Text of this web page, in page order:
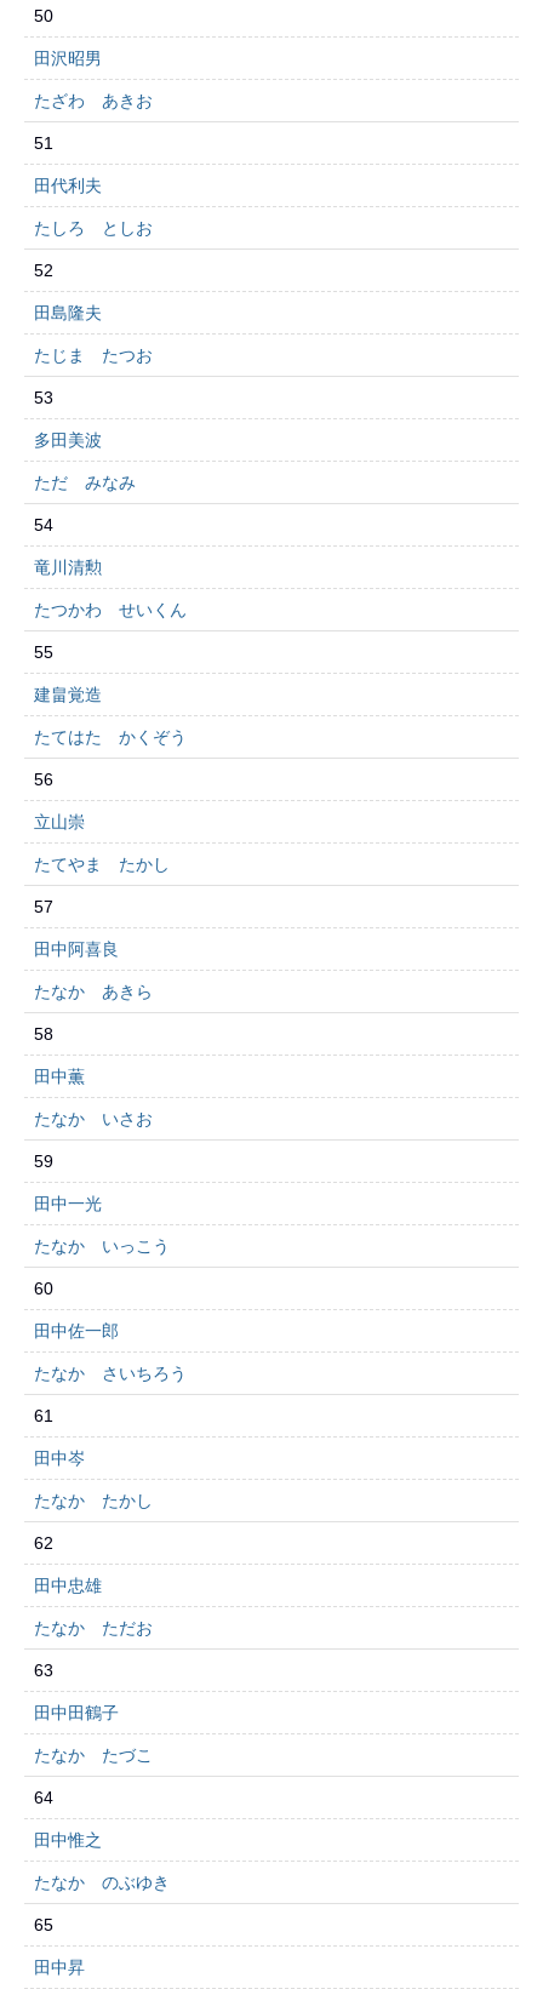
50
田沢昭男
たざわ あきお
51
田代利夫
たしろ としお
52
田島隆夫
たじま たつお
53
多田美波
ただ みなみ
54
竜川清勲
たつかわ せいくん
55
建畠覚造
たてはた かくぞう
56
立山崇
たてやま たかし
57
田中阿喜良
たなか あきら
58
田中薫
たなか いさお
59
田中一光
たなか いっこう
60
田中佐一郎
たなか さいちろう
61
田中岑
たなか たかし
62
田中忠雄
たなか ただお
63
田中田鶴子
たなか たづこ
64
田中惟之
たなか のぶゆき
65
田中昇